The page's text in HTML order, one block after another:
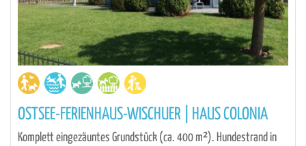
OSTSEE-FERIENHAUS-WISCHUER | HAUS COLONIA
Komplett eingezäuntes Grundstück (ca. 400 m²). Hundestrand in